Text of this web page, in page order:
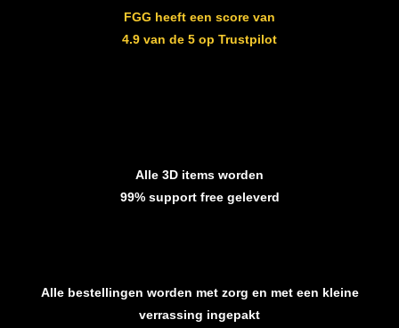
FGG heeft een score van
4.9 van de 5 op Trustpilot
Alle 3D items worden
99% support free geleverd
Alle bestellingen worden met zorg en met een kleine
verrassing ingepakt